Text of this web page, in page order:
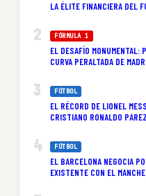
LA ÉLITE FINANCIERA DEL
FÓRMULA 1
EL DESAFÍO MONUMENTAL:
CURVA PERALTADA DE
FÚTBOL
EL RÉCORD DE LIONEL
CRISTIANO RONALDO
FÚTBOL
EL BARCELONA NEGOCIA
EXISTENTE CON EL